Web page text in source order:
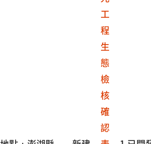
工
程
生
態
檢
核
確
認